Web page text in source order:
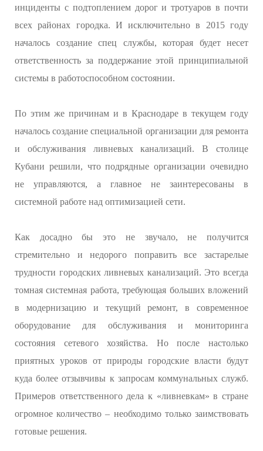
инциденты с подтоплением дорог и тротуаров в почти
всех районах городка. И исключительно в 2015 году
началось создание спец службы, которая будет несет
ответственность за поддержание этой принципиальной
системы в работоспособном состоянии.
По этим же причинам и в Краснодаре в текущем году
началось создание специальной организации для ремонта
и обслуживания ливневых канализаций. В столице
Кубани решили, что подрядные организации очевидно
не управляются, а главное не заинтересованы в
системной работе над оптимизацией сети.
Как досадно бы это не звучало, не получится
стремительно и недорого поправить все застарелые
трудности городских ливневых канализаций. Это всегда
томная системная работа, требующая больших вложений
в модернизацию и текущий ремонт, в современное
оборудование для обслуживания и мониторинга
состояния сетевого хозяйства. Но после настолько
приятных уроков от природы городские власти будут
куда более отзывчивы к запросам коммунальных служб.
Примеров ответственного дела к «ливневкам» в стране
огромное количество – необходимо только заимствовать
готовые решения.